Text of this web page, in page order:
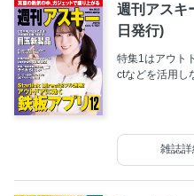
週刊アスキ
日発行)
特集1はアウト
ctなどを活用し
PUTEXなども
雑誌詳